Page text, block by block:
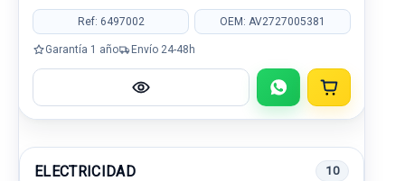
Ref: 6497002 OEM: AV2727005381
Garantía 1 año Envío 24-48h
ELECTRICIDAD 10